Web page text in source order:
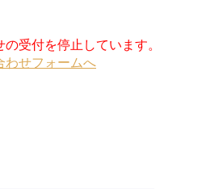
受付を停止しています。
わせフォームへ